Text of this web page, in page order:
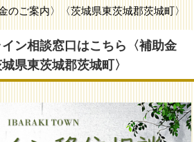
のご案内〉〈茨城県東茨城郡茨城町〉
イン相談窓口はこちら〈補助金
県東茨城郡茨城町〉